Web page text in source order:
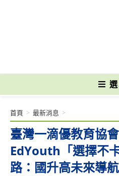
臺灣一滴優教育協
EdYouth「選擇不
路：國升高未來導
首頁 > 最新消息 >